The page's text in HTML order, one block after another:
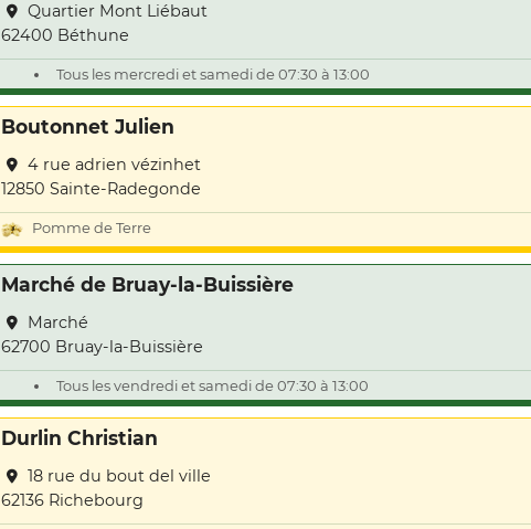
Quartier Mont Liébaut
62400 Béthune
Tous les mercredi et samedi de 07:30 à 13:00
Boutonnet Julien
4 rue adrien vézinhet
12850 Sainte-Radegonde
Pomme de Terre
Marché de Bruay-la-Buissière
Marché
62700 Bruay-la-Buissière
Tous les vendredi et samedi de 07:30 à 13:00
Durlin Christian
18 rue du bout del ville
62136 Richebourg